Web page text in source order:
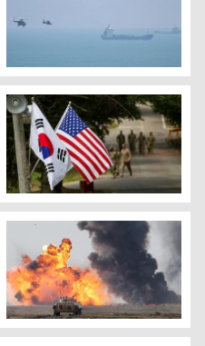
الصين تجري تدريبات قتالية
سيول وواشنطن تناقشان
بمشاركة 27 دولة انطلاق مناورات "الأسد المتأهب" العسكرية في الأردن